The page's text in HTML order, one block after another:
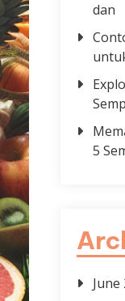
dan
5
June